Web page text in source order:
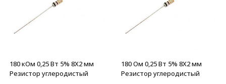
180 кОм 0,25 Вт 5% 8X2 мм
Резистор углеродистый
180 Ом 0,25 Вт 5% 8X2 мм
Резистор углеродистый